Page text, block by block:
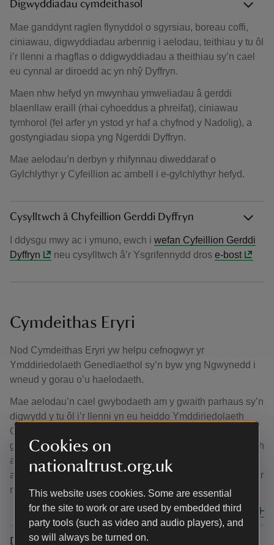
Cookies on
nationaltrust.org.uk
This website uses cookies. Some are essential
for the site to work or are used by embedded third
party tools (such as video and audio players), and
so will always be turned on.
Digwyddiadau cymdeithasol
Mae ganddynt raglen flynyddol o sgyrsiau, boreau coffi,
ciniawau, digwyddiadau arbennig i aelodau, teithiau y tu ôl
i’r llenni a rhagflas o ddigwyddiadau a theithiau sy’n cael
eu cynnal ar diroedd ac yn nhŷ Dyffryn.
Maen nhw hefyd yn mwynhau ymweliadau â gerddi
blaenllaw eraill (rhai cyhoeddus a phreifat), ciniawau
tymhorol (fel arfer yn ystod yr haf a chyfnod y Nadolig), a
gostyngiadau siopa yng Ngerddi Dyffryn.
Mae aelodau’n derbyn y rhifynnau diweddaraf o
Gylchlythyr y Cyfeillion ac ambell i e-gylchlythyr hefyd.
Cysylltwch â Chyfeillion Gerddi Dyffryn
I ddysgu mwy ac i ymuno, ewch i wefan Cyfeillion Gerddi
Dyffryn
neu cysylltwch â’r Ysgrifennydd drose-bost
Cymdeithas Eryri
Nod Cymdeithas Eryri yw helpu cefnogwyr yr
Ymddiriedolaeth Genedlaethol sy’n byw yng Ngwynedd i
wneud y gorau o’u haelodaeth.
Mae aelodau’n cael gwybodaeth am y gwaith parhaus sy’n
digwydd y tu ôl i’r llenni yn eu heiddo Ymddiriedolaeth
Genedlaethol lleol, Castell Penrhyn. Maen nhw’n cael eu
gwahodd ar ymweliadau arbennig i weld gwaith cadwraeth
ac adfer, arddangosfeydd, gwaith yn yr ardd a’r tiroedd a’r
adran addysg, ac mae’r gymdeithas wedi cefnogi llawer o’r
rhain yn uniongyrchol.
Caewch y cyfan
Digwyddiadau cymdeithasol